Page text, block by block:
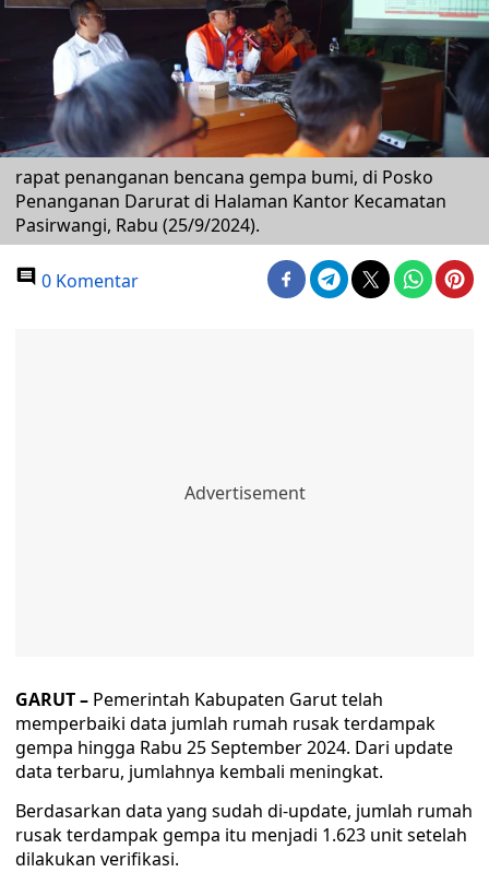
rapat penanganan bencana gempa bumi, di Posko
Penanganan Darurat di Halaman Kantor Kecamatan
Pasirwangi, Rabu (25/9/2024).
0 Komentar
GARUT – Pemerintah Kabupaten Garut telah
memperbaiki data jumlah rumah rusak terdampak
gempa hingga Rabu 25 September 2024. Dari update
data terbaru, jumlahnya kembali meningkat.
Berdasarkan data yang sudah di-update, jumlah rumah
rusak terdampak gempa itu menjadi 1.623 unit setelah
dilakukan verifikasi.